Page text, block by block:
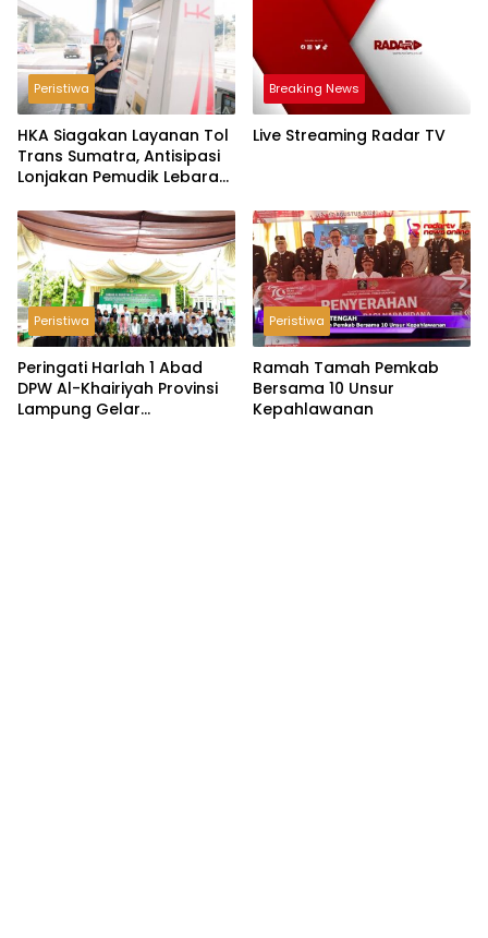
Peristiwa
HKA Siagakan Layanan Tol
Trans Sumatra, Antisipasi
Lonjakan Pemudik Lebaran
Breaking News
Live Streaming Radar TV
Peristiwa
Peringati Harlah 1 Abad
DPW Al-Khairiyah Provinsi
Lampung Gelar
Peristiwa
Ramah Tamah Pemkab
Bersama 10 Unsur
Kepahlawanan